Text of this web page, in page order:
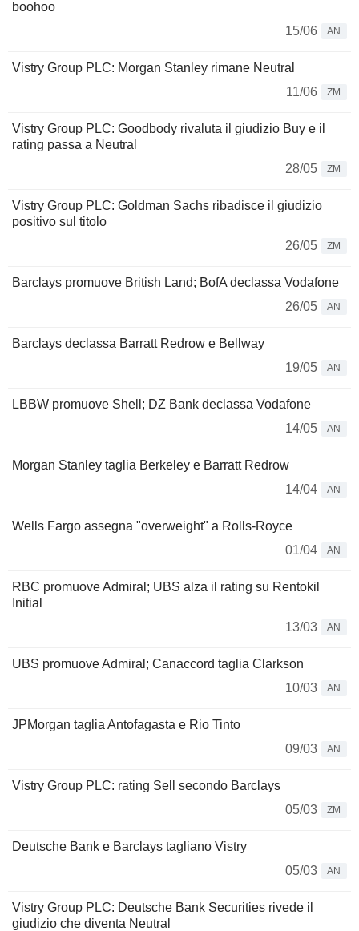
boohoo
15/06
AN
Vistry Group PLC: Morgan Stanley rimane Neutral
11/06
ZM
Vistry Group PLC: Goodbody rivaluta il giudizio Buy e il
rating passa a Neutral
28/05
ZM
Vistry Group PLC: Goldman Sachs ribadisce il giudizio
positivo sul titolo
26/05
ZM
Barclays promuove British Land; BofA declassa Vodafone
26/05
AN
Barclays declassa Barratt Redrow e Bellway
19/05
AN
LBBW promuove Shell; DZ Bank declassa Vodafone
14/05
AN
Morgan Stanley taglia Berkeley e Barratt Redrow
14/04
AN
Wells Fargo assegna "overweight" a Rolls-Royce
01/04
AN
RBC promuove Admiral; UBS alza il rating su Rentokil
Initial
13/03
AN
UBS promuove Admiral; Canaccord taglia Clarkson
10/03
AN
JPMorgan taglia Antofagasta e Rio Tinto
09/03
AN
Vistry Group PLC: rating Sell secondo Barclays
05/03
ZM
Deutsche Bank e Barclays tagliano Vistry
05/03
AN
Vistry Group PLC: Deutsche Bank Securities rivede il
giudizio che diventa Neutral